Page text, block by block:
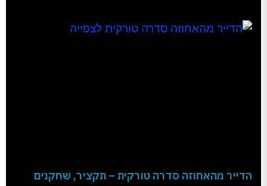
הדייר מהאחוזה סדרה טורקית – תקציר, שחקנים